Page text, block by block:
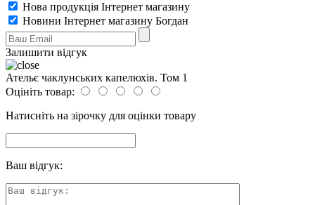
Нова продукція Інтернет магазину
Новини Інтернет магазину Богдан
Залишити відгук
Ательє чаклунських капелюхів. Том 1
Оцініть товар:
Натисніть на зірочку для оцінки товару
Ваш відгук: